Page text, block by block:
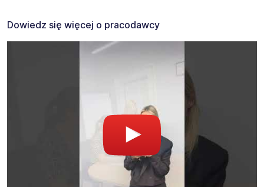
Dowiedz się więcej o pracodawcy